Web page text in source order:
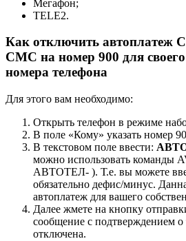
Мегафон;
TELE2.
Как отключить автоплатеж
СМС на номер 900 для своего
номера телефона
Для этого вам необходимо:
Открыть телефон в режиме
В поле «Кому» указать номер
В текстовом поле ввести:
можно использовать команды
АВТОТЕЛ- ). Т.е. вы можете
обязательно дефис/минус.
автоплатеж для вашего
Далее жмете на кнопку
сообщение с подтверждением о
отключена.